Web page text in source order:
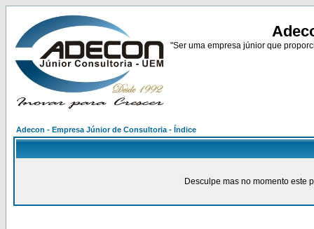
"Ser uma empresa júnior que
Adecon - Empresa Júnior de Consultoria - Índice
Desculpe mas no momento este